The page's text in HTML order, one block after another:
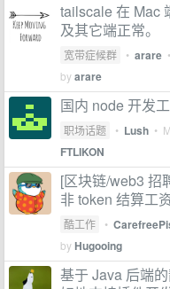
tailscale 在 Mac
及其它端正常。
宽带症候群 • arare •
byarare
国内 node 开发
职场话题 • Lush •
FTLIKON
[区块链/web3 招
非 token 结算工资
酷工作 •
byHugooing
基于 Java 后端